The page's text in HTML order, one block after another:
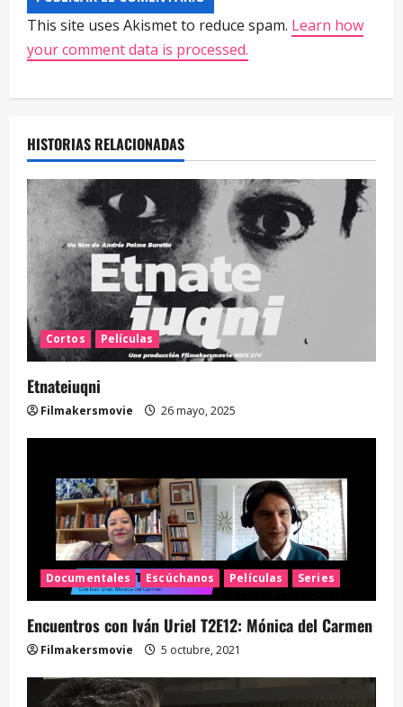
This site uses Akismet to reduce spam. Learn how
your comment data is processed.
HISTORIAS RELACIONADAS
Cortos Películas
Etnateiuqni
Filmakersmovie 26 mayo, 2025
Documentales Escúchanos Películas Series
Encuentros con Iván Uriel T2E12: Mónica del Carmen
Filmakersmovie 5 octubre, 2021